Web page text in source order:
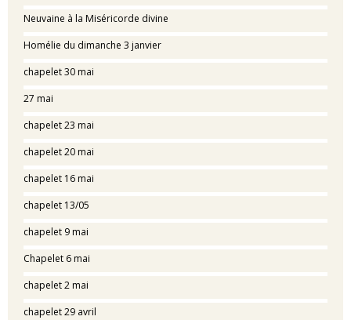
Neuvaine à la Miséricorde divine
Homélie du dimanche 3 janvier
chapelet 30 mai
27 mai
chapelet 23 mai
chapelet 20 mai
chapelet 16 mai
chapelet 13/05
chapelet 9 mai
Chapelet 6 mai
chapelet 2 mai
chapelet 29 avril